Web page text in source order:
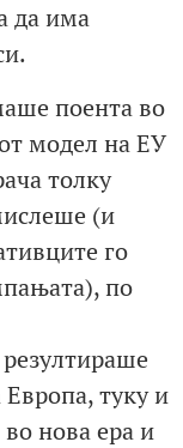
да има
поента во
модел на ЕУ
толку
(и
го
по
туку и
нова ера и